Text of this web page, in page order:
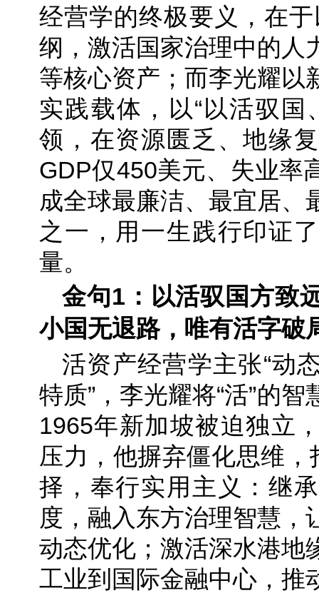
经营学的终极要义，在于
纲，激活国家治理中的人
等核心资产；而李光耀以
实践载体，以“以活驭国
领，在资源匮乏、地缘
GDP仅450美元、失业率
成全球最廉洁、最宜居、
之一，用一生践行印证
量。
金句1：以活驭国方致
小国无退路，唯有活字破
活资产经营学主张“动
特质”，李光耀将“活”的
1965年新加坡被迫独立
压力，他摒弃僵化思维，
择，奉行实用主义：继
度，融入东方治理智慧，
动态优化；激活深水港地
工业到国际金融中心，推